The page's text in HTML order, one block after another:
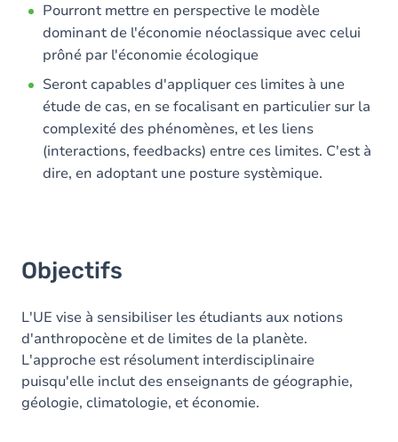
Pourront mettre en perspective le modèle
dominant de l'économie néoclassique avec celui
prôné par l'économie écologique
Seront capables d'appliquer ces limites à une
étude de cas, en se focalisant en particulier sur la
complexité des phénomènes, et les liens
(interactions, feedbacks) entre ces limites. C'est à
dire, en adoptant une posture systèmique.
Objectifs
L'UE vise à sensibiliser les étudiants aux notions
d'anthropocène et de limites de la planète.
L'approche est résolument interdisciplinaire
puisqu'elle inclut des enseignants de géographie,
géologie, climatologie, et économie.